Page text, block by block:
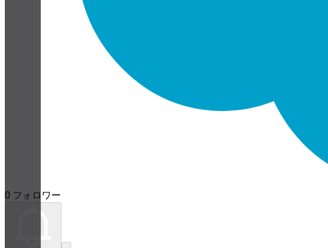
0 フォロワー